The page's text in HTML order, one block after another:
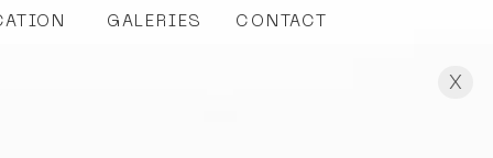
GALERIES CONTACT
X